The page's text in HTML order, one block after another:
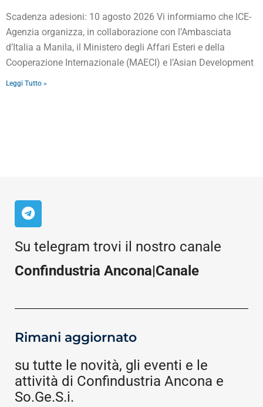
Scadenza adesioni: 10 agosto 2026 Vi informiamo che ICE-
Agenzia organizza, in collaborazione con l’Ambasciata
d’Italia a Manila, il Ministero degli Affari Esteri e della
Cooperazione Internazionale (MAECI) e l’Asian Development
Leggi Tutto »
Su telegram trovi il nostro canale
Confindustria Ancona|Canale
Rimani aggiornato
su tutte le novità, gli eventi e le
attività di Confindustria Ancona e
So.Ge.S.i.